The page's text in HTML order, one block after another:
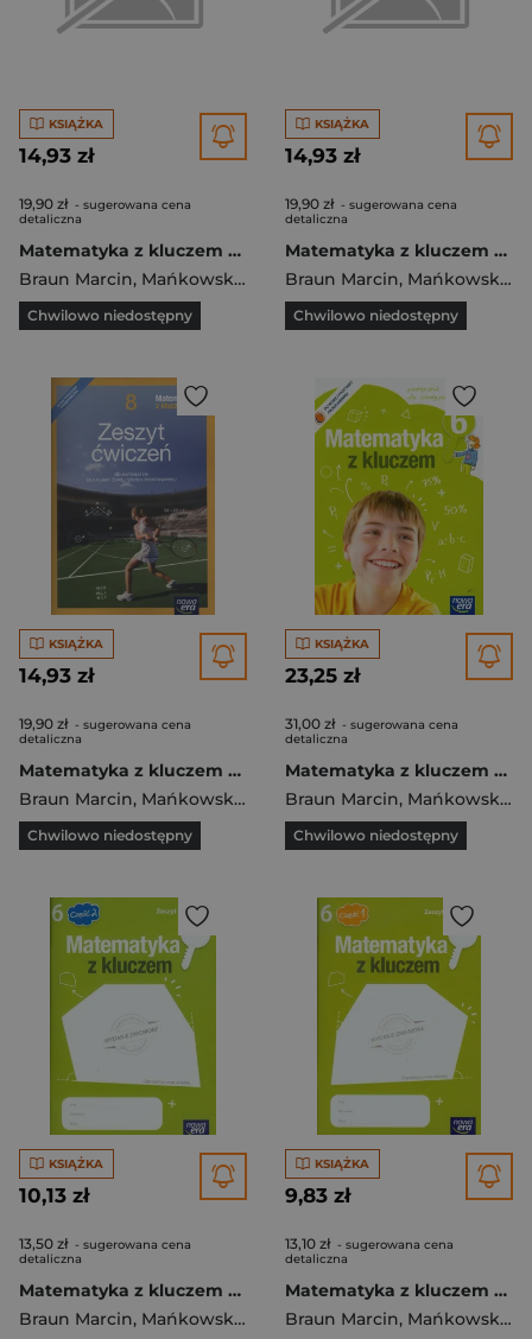
KSIĄŻKA
14,93 zł
19,90 zł - sugerowana cena
detaliczna
Matematyka z kluczem 7 Zeszyt ćwiczeń Szkoła podstawowa
Braun Marcin, Mańkowska Agnieszka ,Paszyńska Małgorzata
Chwilowo niedostępny
KSIĄŻKA
14,93 zł
19,90 zł - sugerowana cena
detaliczna
Matematyka z kluczem 5 Zeszyt ćwiczeń Szkoła podstawowa
Braun Marcin, Mańkowska Agnieszka
Chwilowo niedostępny
KSIĄŻKA
14,93 zł
19,90 zł - sugerowana cena
detaliczna
Matematyka z kluczem 8 Zeszyt ćwiczeń Szkoła podstawowa
Braun Marcin, Mańkowska Agnieszka ,Paszyńska Małgorzata
Chwilowo niedostępny
KSIĄŻKA
23,25 zł
31,00 zł - sugerowana cena
detaliczna
Matematyka z kluczem 6 Podręcznik Szkoła podstawowa
Braun Marcin, Mańkowska Agnieszka
Chwilowo niedostępny
KSIĄŻKA
10,13 zł
13,50 zł - sugerowana cena
detaliczna
Matematyka z kluczem 6 Zeszyt ćwiczeń Część 2 Szkoła podstawowa
Braun Marcin, Mańkowska Agnieszka ,Paszyńska Małgorzata
KSIĄŻKA
9,83 zł
13,10 zł - sugerowana cena
detaliczna
Matematyka z kluczem 6 Zeszyt ćwiczeń Część 1 Szkoła podstawowa
Braun Marcin, Mańkowska Agnieszka